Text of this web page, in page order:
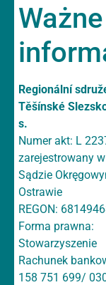
Ważne
Regionální
Těšínské
s.
Numer akt: L
zarejestrowany w
Sądzie
Ostrawie
REGON:
Forma prawna:
Stowarzyszenie
Rachunek
158 751 699/